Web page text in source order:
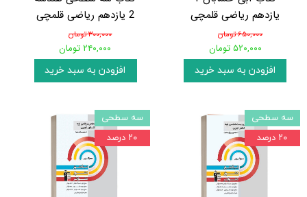
یازدهم ریاضی قلمچی
۶۵۰,۰۰۰ تومان
۵۲۰,۰۰۰ تومان
افزودن به سبد خرید
2 یازدهم ریاضی قلمچی
۳۰۰,۰۰۰ تومان
۲۴۰,۰۰۰ تومان
افزودن به سبد خرید
سه سطحی
۲۰ درصد
سه سطحی
۲۰ درصد